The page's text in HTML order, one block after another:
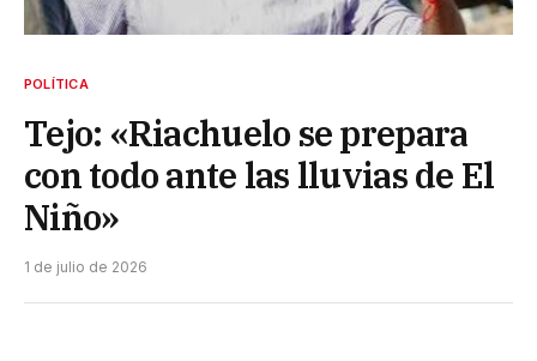
POLÍTICA
Tejo: «Riachuelo se prepara
con todo ante las lluvias de El
Niño»
1 de julio de 2026